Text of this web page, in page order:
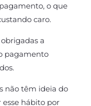
o que
caro.
a
pagamento
não têm ideia do
hábito por